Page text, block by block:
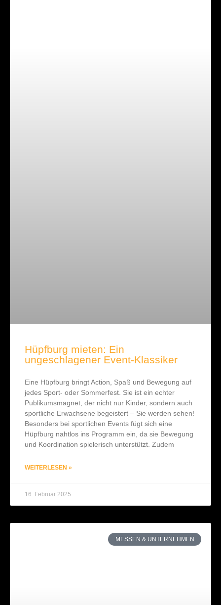
Hüpfburg mieten: Ein
ungeschlagener Event-Klassiker
Eine Hüpfburg bringt Action, Spaß und Bewegung auf
jedes Sport- oder Sommerfest. Sie ist ein echter
Publikumsmagnet, der nicht nur Kinder, sondern auch
sportliche Erwachsene begeistert – Sie werden sehen!
Besonders bei sportlichen Events fügt sich eine
Hüpfburg nahtlos ins Programm ein, da sie Bewegung
und Koordination spielerisch unterstützt. Zudem
WEITERLESEN »
16. Februar 2025
MESSEN & UNTERNEHMEN